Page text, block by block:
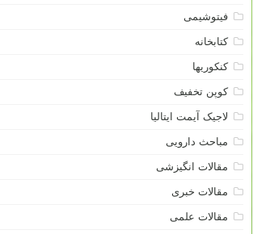
فیتوشیمی
کتابخانه
کنکوریها
کوپن تخفیف
لاجیک آیمت ایتالیا
مباحث دارویی
مقالات انگیزشی
مقالات خبری
مقالات علمی